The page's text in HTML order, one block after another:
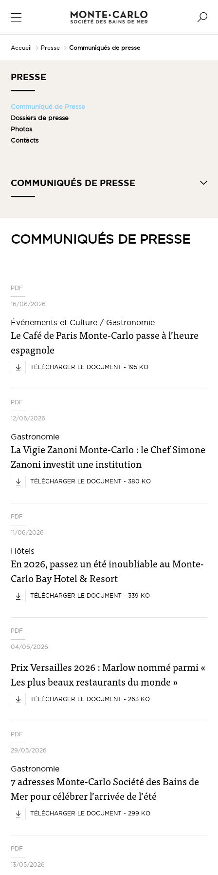
Accueil Presse Communiqués de presse
COMMUNIQUÉS DE PRESSE
PDF
16/06/2026
Événements et Culture / Gastronomie
Le Café de Paris Monte-Carlo passe à l’heure
espagnole
TÉLÉCHARGER LE DOCUMENT - 195 KO
PDF
12/06/2026
Gastronomie
La Vigie Zanoni Monte-Carlo : le Chef Simone
Zanoni investit une institution
TÉLÉCHARGER LE DOCUMENT - 380 KO
PDF
11/06/2026
Hôtels
En 2026, passez un été inoubliable au Monte-
Carlo Bay Hotel & Resort
TÉLÉCHARGER LE DOCUMENT - 339 KO
PDF
04/06/2026
Prix Versailles 2026 : Marlow nommé parmi «
Les plus beaux restaurants du monde »
TÉLÉCHARGER LE DOCUMENT - 263 KO
PDF
29/05/2026
Gastronomie
7 adresses Monte-Carlo Société des Bains de
Mer pour célébrer l’arrivée de l’été
TÉLÉCHARGER LE DOCUMENT - 299 KO
PDF
13/05/2026
PRESSE
Communiqué de Presse
Dossiers de presse
Photos
Contacts
COMMUNIQUÉS DE PRESSE